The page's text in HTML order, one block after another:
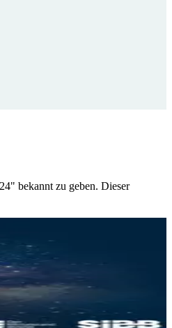
bekannt zu geben. Dieser